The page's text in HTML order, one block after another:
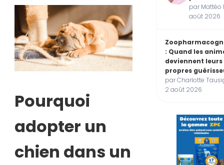
Pourquoi
adopter un
chien dans un
par Mattéo
août 2026
: Quand les
deviennent leurs
propres
par Charlotte
2 août 2026